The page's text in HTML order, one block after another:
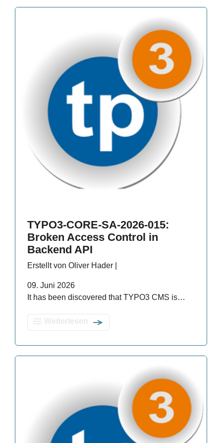
TYPO3-CORE-SA-2026-015:
Broken Access Control in
Backend API
Erstellt von Oliver Hader |
09. Juni 2026
It has been discovered that TYPO3 CMS is…